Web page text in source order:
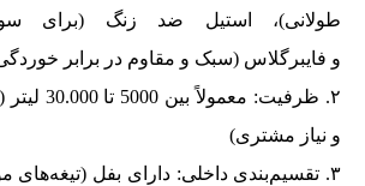
طولانی)، استیل ضد زنگ (برای
و فایبرگلاس (سبک و مقاوم در برابر
ظرفیت:
و نیاز مشتری)
تقسیم‌بندی داخلی: دارای بفل (تیغه‌های